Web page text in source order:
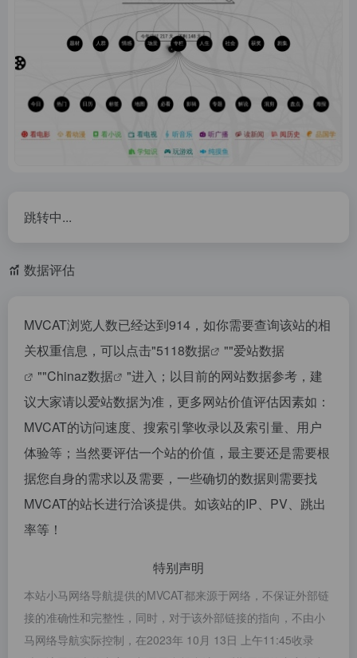
跳转中...
数据评估
MVCAT浏览人数已经达到914，如你需要查询该站的相
关权重信息，可以点击"5118数据 ""爱站数据
""Chinaz数据
"进入；以目前的网站数据参考，建
议大家请以爱站数据为准，更多网站价值评估因素如：
MVCAT的访问速度、搜索引擎收录以及索引量、用户
体验等；当然要评估一个站的价值，最主要还是需要根
据您自身的需求以及需要，一些确切的数据则需要找
MVCAT的站长进行洽谈提供。如该站的IP、PV、跳出
率等！
特别声明
本站小马网络导航提供的MVCAT都来源于网络，不保证外部链
接的准确性和完整性，同时，对于该外部链接的指向，不由小
马网络导航实际控制，在2023年 10月 13日 上午11:45收录